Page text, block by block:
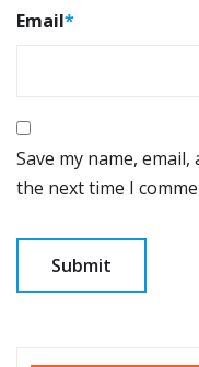
Email*
Save my name,
the next time I